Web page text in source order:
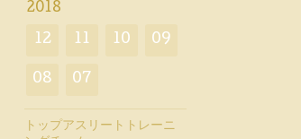
2018
12 11 10 09
08 07
トップアスリートトレーニ